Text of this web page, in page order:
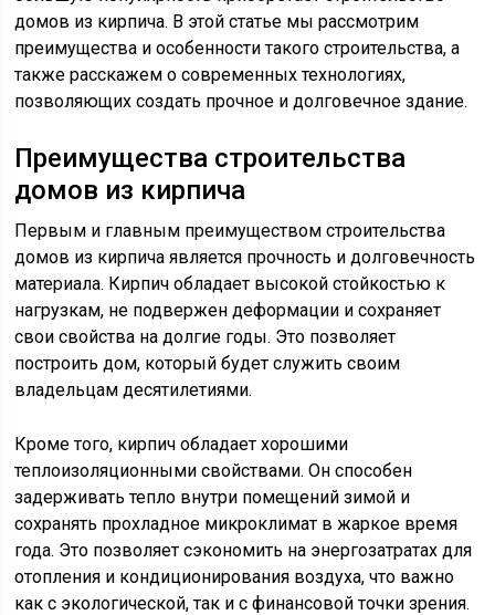
домов из кирпича. В этой статье мы рассмотрим
преимущества и особенности такого строительства, а
также расскажем о современных технологиях,
позволяющих создать прочное и долговечное здание.
Преимущества строительства
домов из кирпича
Первым и главным преимуществом строительства
домов из кирпича является прочность и долговечность
материала. Кирпич обладает высокой стойкостью к
нагрузкам, не подвержен деформации и сохраняет
свои свойства на долгие годы. Это позволяет
построить дом, который будет служить своим
владельцам десятилетиями.
Кроме того, кирпич обладает хорошими
теплоизоляционными свойствами. Он способен
задерживать тепло внутри помещений зимой и
сохранять прохладное микроклимат в жаркое время
года. Это позволяет сэкономить на энергозатратах для
отопления и кондиционирования воздуха, что важно
как с экологической, так и с финансовой точки зрения.